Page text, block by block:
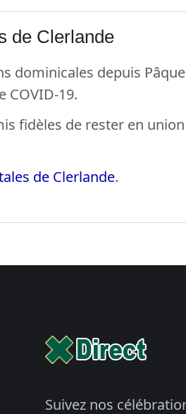
de Clerlande
dominicales depuis
COVID-19.
fidèles de rester en
de Clerlande.
Suivez nos